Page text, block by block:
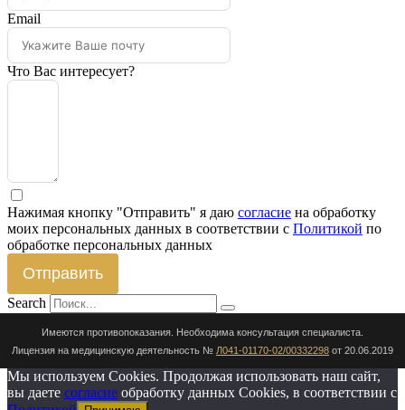
Email
Что Вас интересует?
Нажимая кнопку "Отправить" я даю согласие на обработку
моих персональных данных в соответствии с Политикой по
обработке персональных данных
Отправить
Search
Имеются противопоказания. Необходима консультация специалиста.
Лицензия на медицинскую деятельность № Л041-01170-02/00332298 от 20.06.2019
Мы используем Cookies. Продолжая использовать наш сайт,
вы даете согласие обработку данных Cookies, в соответствии с